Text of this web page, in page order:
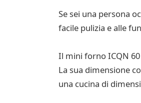
Se sei una persona
facile pulizia e alle
Il mini forno ICQN
La sua dimensione
una cucina di